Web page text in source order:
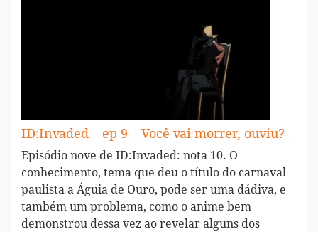
ID:Invaded – ep 9 – Você vai morrer, ouviu?
Episódio nove de ID:Invaded: nota 10. O
conhecimento, tema que deu o título do carnaval
paulista a Águia de Ouro, pode ser uma dádiva, e
também um problema, como o anime bem
demonstrou dessa vez ao revelar alguns dos